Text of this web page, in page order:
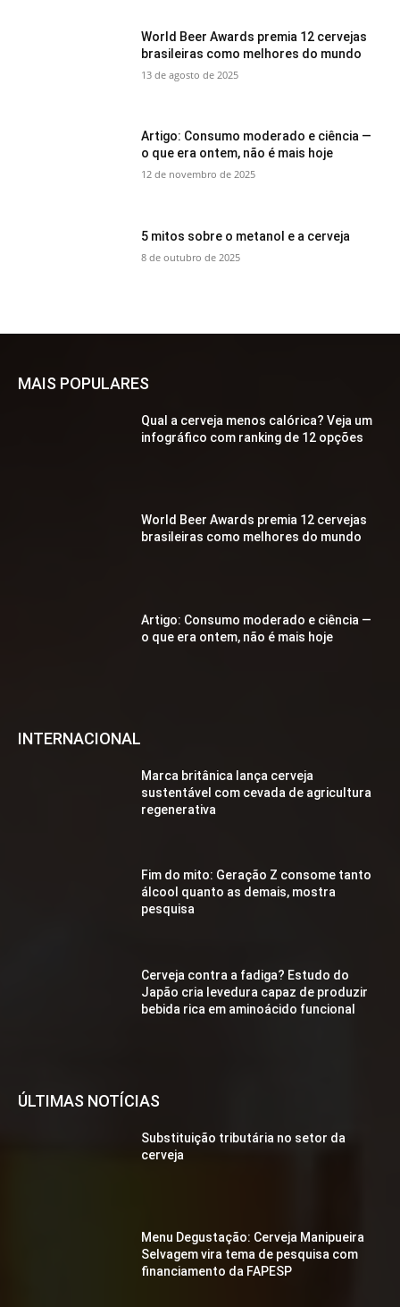
World Beer Awards premia 12 cervejas
brasileiras como melhores do mundo
13 de agosto de 2025
Artigo: Consumo moderado e ciência —
o que era ontem, não é mais hoje
12 de novembro de 2025
5 mitos sobre o metanol e a cerveja
8 de outubro de 2025
MAIS POPULARES
Qual a cerveja menos calórica? Veja um
infográfico com ranking de 12 opções
World Beer Awards premia 12 cervejas
brasileiras como melhores do mundo
Artigo: Consumo moderado e ciência —
o que era ontem, não é mais hoje
INTERNACIONAL
Marca britânica lança cerveja
sustentável com cevada de agricultura
regenerativa
Fim do mito: Geração Z consome tanto
álcool quanto as demais, mostra
pesquisa
Cerveja contra a fadiga? Estudo do
Japão cria levedura capaz de produzir
bebida rica em aminoácido funcional
ÚLTIMAS NOTÍCIAS
Substituição tributária no setor da
cerveja
Menu Degustação: Cerveja Manipueira
Selvagem vira tema de pesquisa com
financiamento da FAPESP